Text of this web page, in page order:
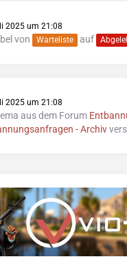
2025 um 21:08
von Warteliste auf
2025 um 21:08
aus dem Forum
- Archiv